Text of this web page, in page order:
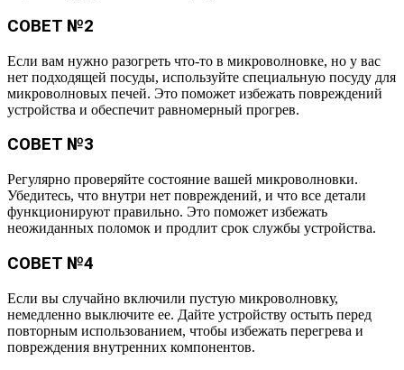
СОВЕТ №2
Если вам нужно разогреть что-то в микроволновке, но у вас
нет подходящей посуды, используйте специальную посуду для
микроволновых печей. Это поможет избежать повреждений
устройства и обеспечит равномерный прогрев.
СОВЕТ №3
Регулярно проверяйте состояние вашей микроволновки.
Убедитесь, что внутри нет повреждений, и что все детали
функционируют правильно. Это поможет избежать
неожиданных поломок и продлит срок службы устройства.
СОВЕТ №4
Если вы случайно включили пустую микроволновку,
немедленно выключите ее. Дайте устройству остыть перед
повторным использованием, чтобы избежать перегрева и
повреждения внутренних компонентов.